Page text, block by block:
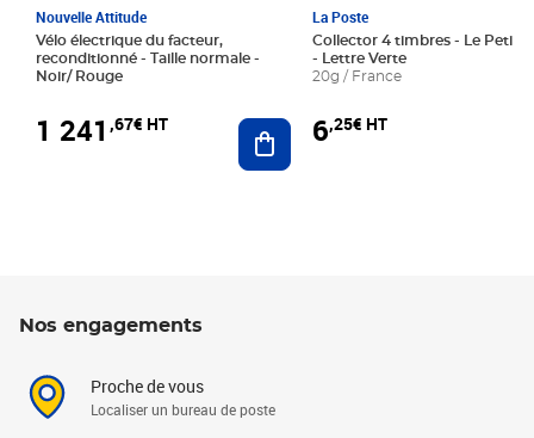
Nouvelle Attitude
Vélo électrique du facteur,
reconditionné - Taille normale -
Noir/ Rouge
1 241 ,67€ HT Ajouter au panier
La Poste
Collector 4 timbres - Le Petit
- Lettre Verte
20g / France
6,25€ HT
Nos engagements
Proche de vous
Localiser un bureau de poste